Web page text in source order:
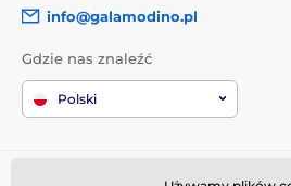
info@galamodino.pl
Gdzie nas znaleźć
Polski